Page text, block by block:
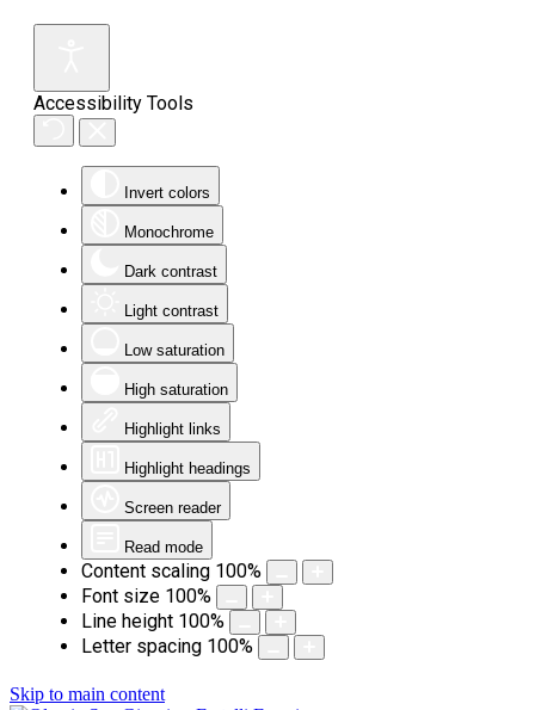
Accessibility Tools
Invert colors
Monochrome
Dark contrast
Light contrast
Low saturation
High saturation
Highlight links
Highlight headings
Screen reader
Read mode
Content scaling 100%
Font size 100%
Line height 100%
Letter spacing 100%
Skip to main content